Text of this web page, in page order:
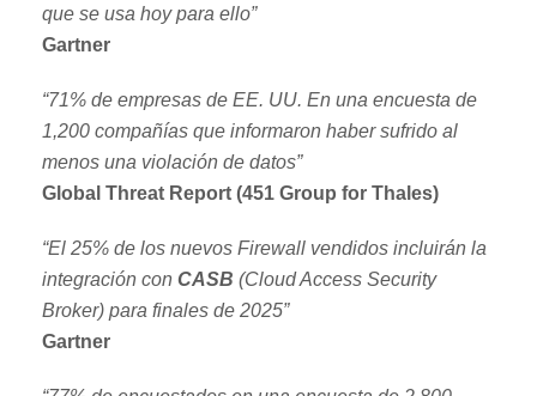
que se usa hoy para ello”
Gartner
“71% de empresas de EE. UU. En una encuesta de
1,200 compañías que informaron haber sufrido al
menos una violación de datos”
Global Threat Report (451 Group for Thales)
“El 25% de los nuevos Firewall vendidos incluirán la
integración con CASB (Cloud Access Security
Broker) para finales de 2025”
Gartner